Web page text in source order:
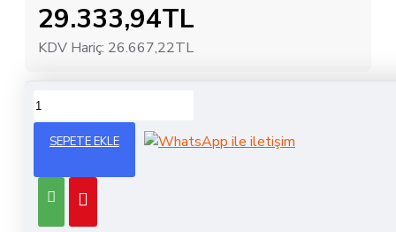
29.333,94TL
KDV Hariç: 26.667,22TL
SEPETE EKLE
ÜRÜN BILGISI
Bartech PM 100 Benzinli İlaçlama
Makinesi – 100L Depolu